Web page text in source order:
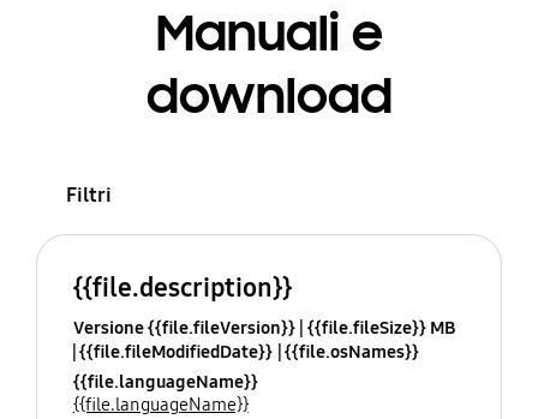
Manuali e
download
Filtri
{{file.description}}
Versione {{file.fileVersion}} {{file.fileSize}} MB
{{file.fileModifiedDate}} {{file.osNames}}
{{file.languageName}}
{{file.languageName}}